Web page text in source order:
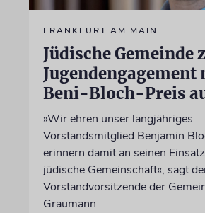
FRANKFURT AM MAIN
Jüdische Gemeinde
Jugendengagement
Beni-Bloch-Preis
»Wir ehren unser langjähriges
Vorstandsmitglied Benjamin
erinnern damit an seinen
jüdische Gemeinschaft«, sagt
Vorstandvorsitzende der
Graumann